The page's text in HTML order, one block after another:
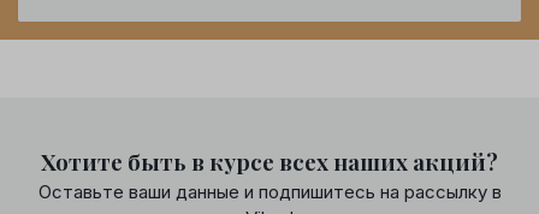
Хотите быть в курсе всех наших акций?
Оставьте ваши данные и подпишитесь на рассылку в